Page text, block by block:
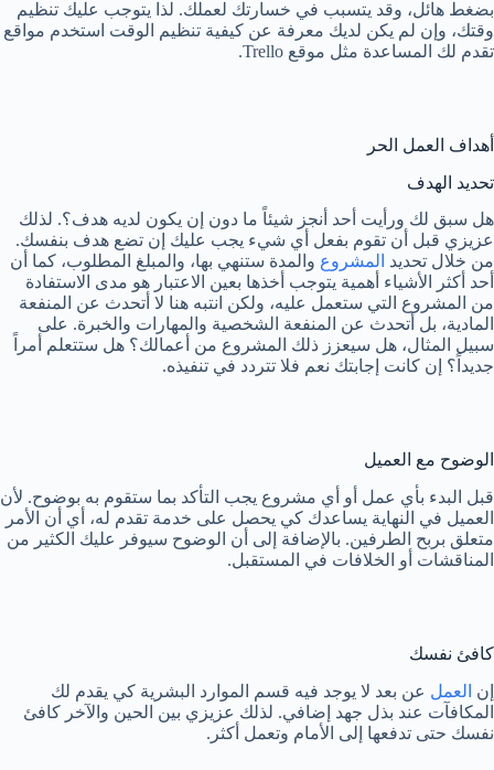
بضغط هائل، وقد يتسبب في خسارتك لعملك. لذا يتوجب عليك تنظيم
وقتك، وإن لم يكن لديك معرفة عن كيفية تنظيم الوقت استخدم مواقع
تقدم لك المساعدة مثل موقع Trello.
أهداف العمل الحر
تحديد الهدف
هل سبق لك ورأيت أحد أنجز شيئاً ما دون إن يكون لديه هدف؟. لذلك
عزيزي قبل أن تقوم بفعل أي شيء يجب عليك إن تضع هدف بنفسك.
من خلال تحديد المشروع والمدة ستنهي بها، والمبلغ المطلوب، كما أن
أحد أكثر الأشياء أهمية يتوجب أخذها بعين الاعتبار هو مدى الاستفادة
من المشروع التي ستعمل عليه، ولكن انتبه هنا لا أتحدث عن المنفعة
المادية، بل أتحدث عن المنفعة الشخصية والمهارات والخبرة. على
سبيل المثال، هل سيعزز ذلك المشروع من أعمالك؟ هل ستتعلم أمراً
جديداً؟ إن كانت إجابتك نعم فلا تتردد في تنفيذه.
الوضوح مع العميل
قبل البدء بأي عمل أو أي مشروع يجب التأكد بما ستقوم به بوضوح. لأن
العميل في النهاية يساعدك كي يحصل على خدمة تقدم له، أي أن الأمر
متعلق بربح الطرفين. بالإضافة إلى أن الوضوح سيوفر عليك الكثير من
المناقشات أو الخلافات في المستقبل.
كافئ نفسك
إن العمل عن بعد لا يوجد فيه قسم الموارد البشرية كي يقدم لك
المكافآت عند بذل جهد إضافي. لذلك عزيزي بين الحين والآخر كافئ
نفسك حتى تدفعها إلى الأمام وتعمل أكثر.